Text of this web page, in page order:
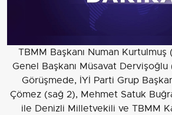
TBMM Başkanı Numan
Genel Başkanı Müsavat
Görüşmede, İYİ Parti Grup
Çömez (sağ 2), Mehmet Satuk
ile Denizli Milletvekili ve TBMM